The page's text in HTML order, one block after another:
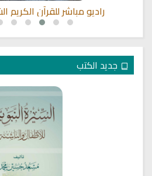
راديو مباشر للقرآن
جديد الكتب